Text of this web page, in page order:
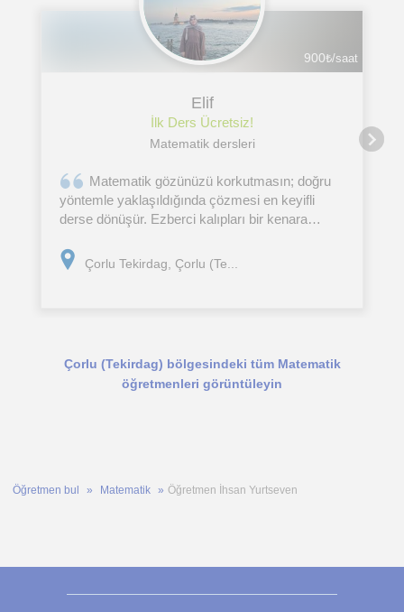
900₺/saat
Elif
İlk Ders Ücretsiz!
Matematik dersleri
​Matematik gözünüzü korkutmasın; doğru
yöntemle yaklaşıldığında çözmesi en keyifli
derse dönüşür. Ezberci kalıpları bir kenara
hızına özel, konunun özünü kavramayı sağlayan
bir çalışma planı
Çorlu Tekirdag, Çorlu (Te...
Çorlu (Tekirdag) bölgesindeki tüm Matematik
öğretmenleri görüntüleyin
Öğretmen bul Matematik Öğretmen İhsan Yurtseven